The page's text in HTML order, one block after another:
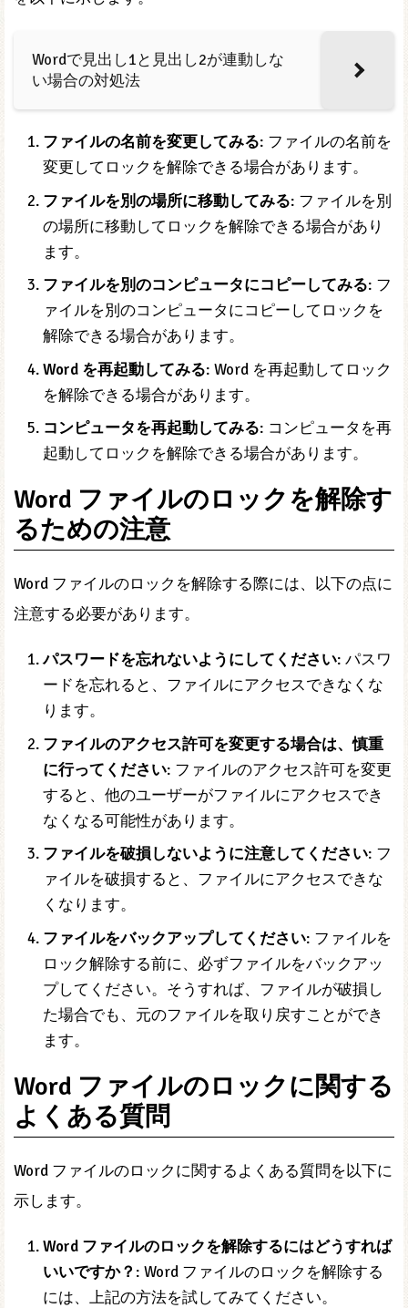
Wordで見出し1と見出し2が連動しな
い場合の対処法
ファイルの名前を変更してみる: ファイルの名前を
変更してロックを解除できる場合があります。
ファイルを別の場所に移動してみる: ファイルを別
の場所に移動してロックを解除できる場合があり
ます。
ファイルを別のコンピュータにコピーしてみる: フ
ァイルを別のコンピュータにコピーしてロックを
解除できる場合があります。
Word を再起動してみる: Word を再起動してロック
を解除できる場合があります。
コンピュータを再起動してみる: コンピュータを再
起動してロックを解除できる場合があります。
Word ファイルのロックを解除す
るための注意
Word ファイルのロックを解除する際には、以下の点に
注意する必要があります。
パスワードを忘れないようにしてください: パスワ
ードを忘れると、ファイルにアクセスできなくな
ります。
ファイルのアクセス許可を変更する場合は、慎重
に行ってください: ファイルのアクセス許可を変更
すると、他のユーザーがファイルにアクセスでき
なくなる可能性があります。
ファイルを破損しないように注意してください: フ
ァイルを破損すると、ファイルにアクセスできな
くなります。
ファイルをバックアップしてください: ファイルを
ロック解除する前に、必ずファイルをバックアッ
プしてください。そうすれば、ファイルが破損し
た場合でも、元のファイルを取り戻すことができ
ます。
Word ファイルのロックに関する
よくある質問
Word ファイルのロックに関するよくある質問を以下に
示します。
Word ファイルのロックを解除するにはどうすれば
いいですか？ : Word ファイルのロックを解除する
には、上記の方法を試してみてください。